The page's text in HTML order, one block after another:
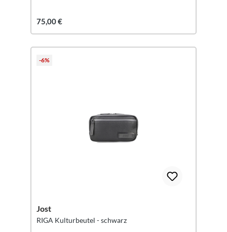
75,00 €
-6%
Jost
RIGA Kulturbeutel - schwarz